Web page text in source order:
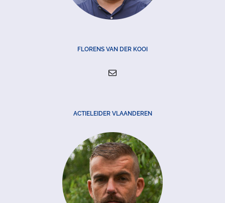
FLORENS VAN DER KOOI
ACTIELEIDER VLAANDEREN